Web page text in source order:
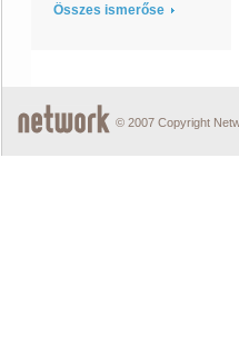
Összes ismerőse
© 2007 Copyright